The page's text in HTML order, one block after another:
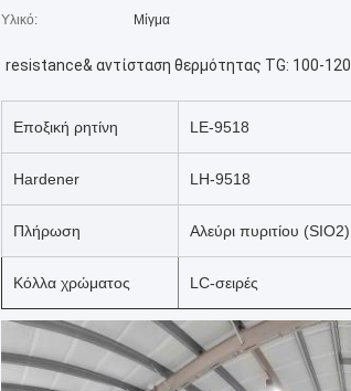
Υλικό: Μίγμα
resistance& αντίσταση θερμότητας TG: 100-120
Εποξική ρητίνη LE-9518
Hardener LH-9518
Πλήρωση Αλεύρι πυριτίου (SIO2)
Κόλλα χρώματος LC-σειρές